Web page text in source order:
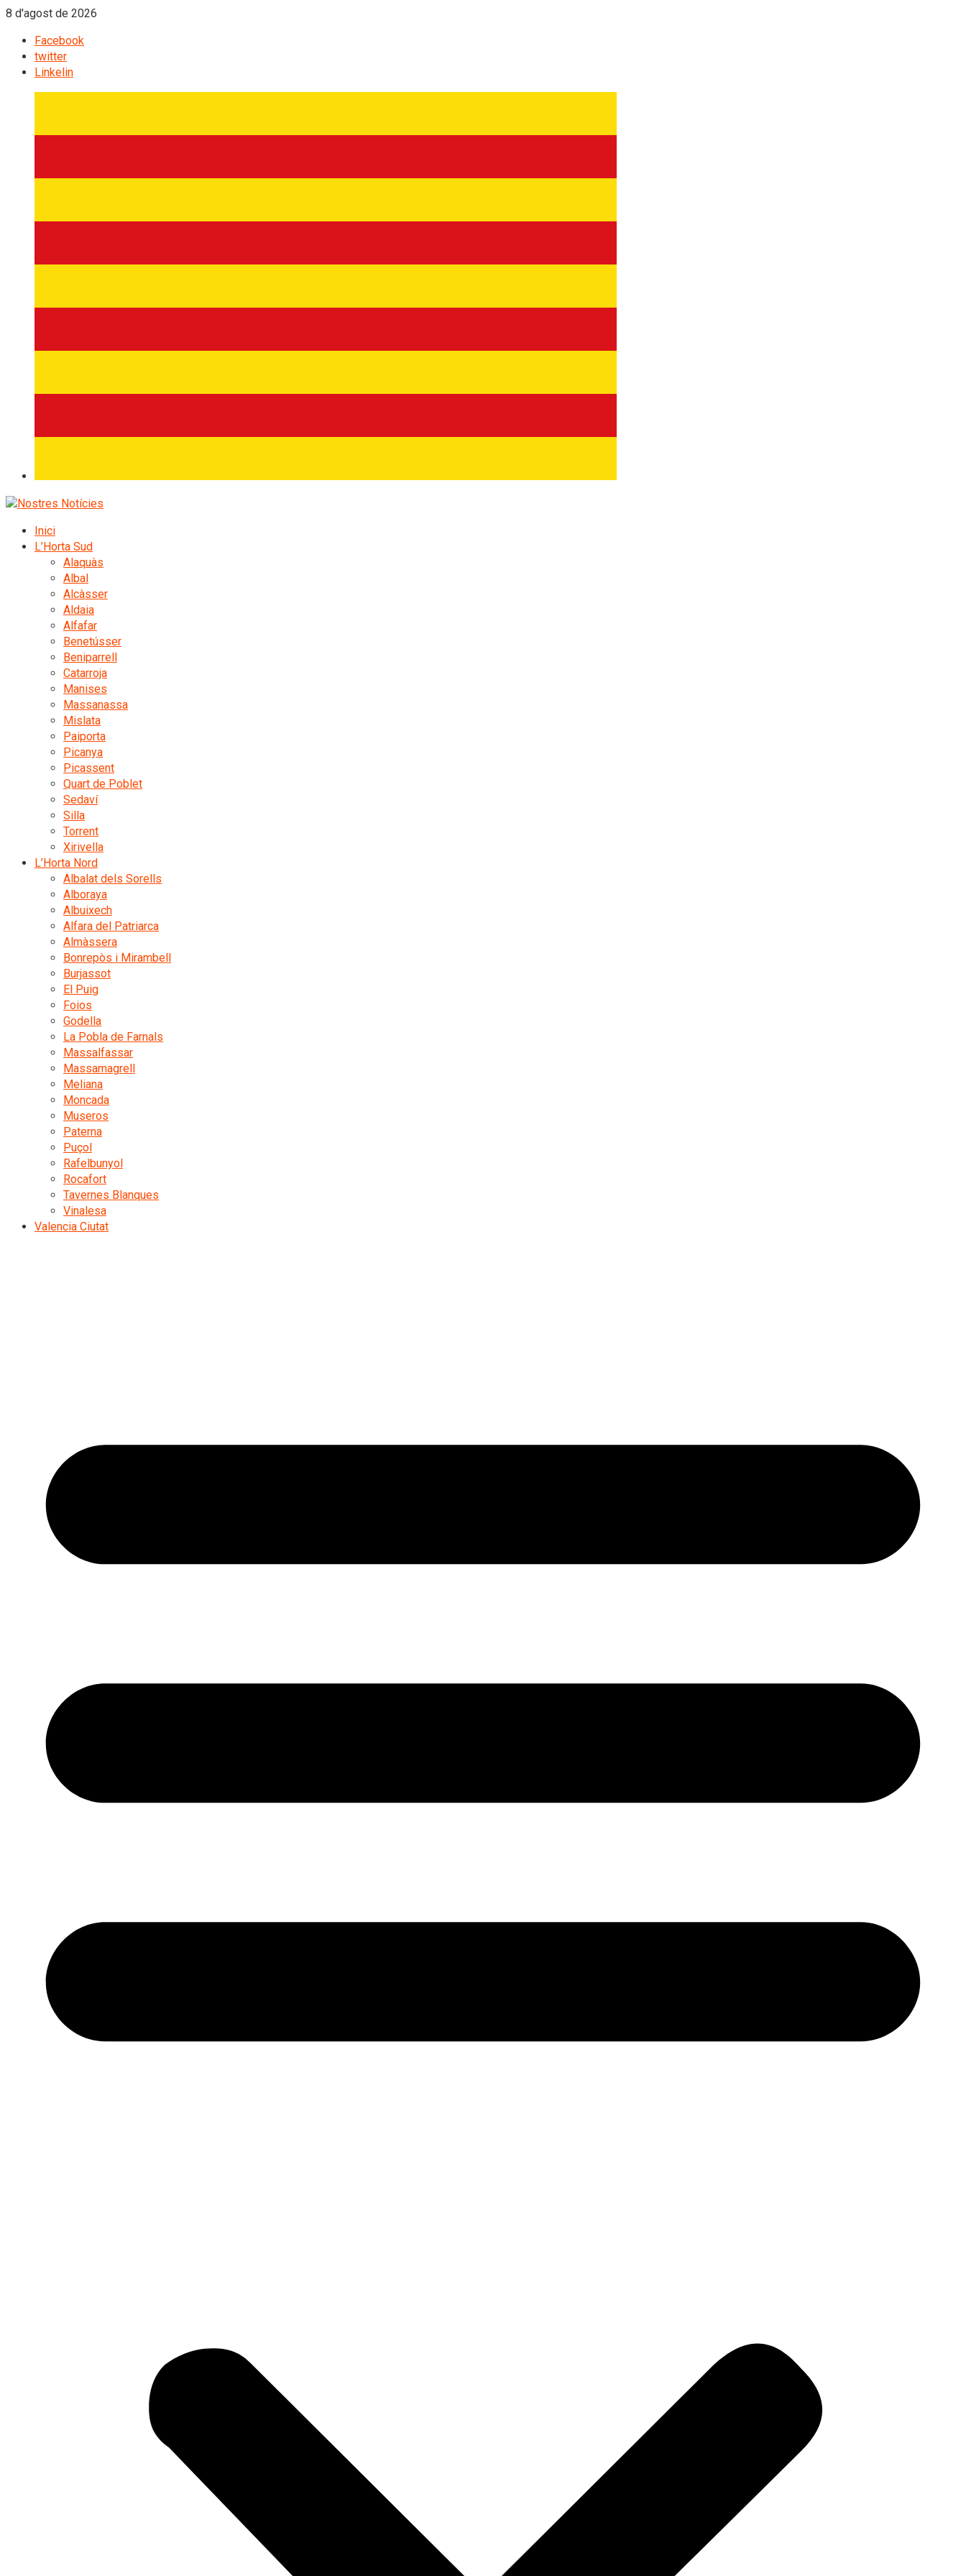
8 d'agost de 2026
Facebook
twitter
Linkelin
Inici
L’Horta Sud
Alaquàs
Albal
Alcàsser
Aldaia
Alfafar
Benetússer
Beniparrell
Catarroja
Manises
Massanassa
Mislata
Paiporta
Picanya
Picassent
Quart de Poblet
Sedaví
Silla
Torrent
Xirivella
L’Horta Nord
Albalat dels Sorells
Alboraya
Albuixech
Alfara del Patriarca
Almàssera
Bonrepòs i Mirambell
Burjassot
El Puig
Foios
Godella
La Pobla de Farnals
Massalfassar
Massamagrell
Meliana
Moncada
Museros
Paterna
Puçol
Rafelbunyol
Rocafort
Tavernes Blanques
Vinalesa
Valencia Ciutat